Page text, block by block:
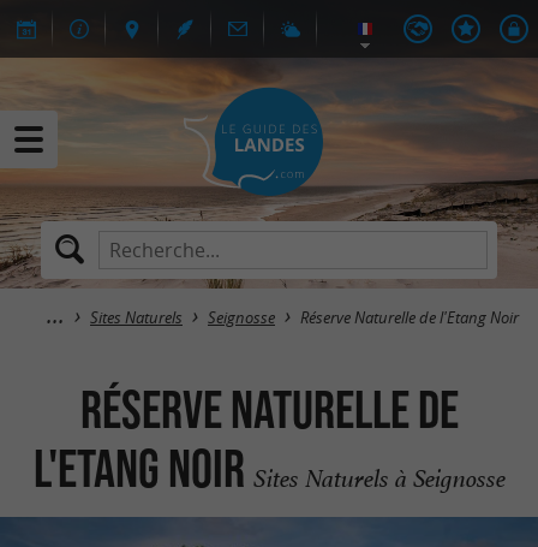
Sites Naturels Seignosse Réserve Naturelle de l'Etang Noir
Réserve Naturelle de
l'Etang Noir Sites Naturels à Seignosse